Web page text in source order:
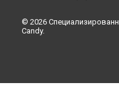
© 2026
Candy.